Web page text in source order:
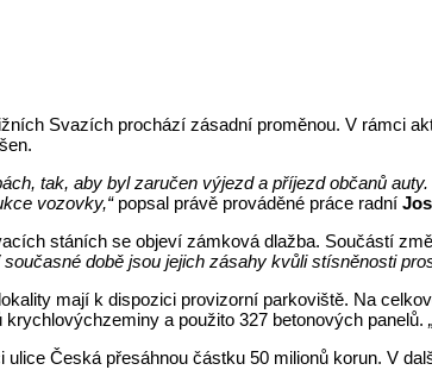
Svazích prochází zásadní proměnou. V rámci
tak, aby byl zaručen výjezd a příjezd občanů
vozovky,“popsal právě prováděné práce radní
stáních se objeví zámková dlažba. Součástí
době jsou jejich zásahy kvůli stísněnosti
mají k dispozici provizorní parkoviště. Na
krychlovýchzeminy a použito 327 betonových panelů.
ulice Česká přesáhnou částku 50 milionů korun. V